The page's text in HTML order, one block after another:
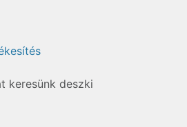
keresünk deszki